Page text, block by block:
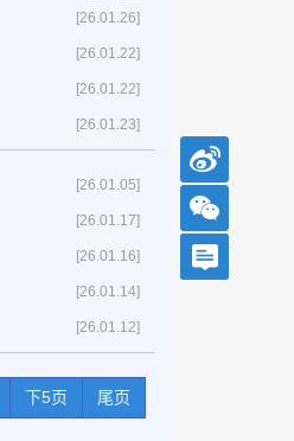
[26.01.26]
[26.01.22]
[26.01.22]
[26.01.23]
[26.01.05]
[26.01.17]
[26.01.16]
[26.01.14]
[26.01.12]
下5页 尾页